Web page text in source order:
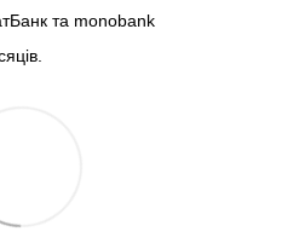
та monobank